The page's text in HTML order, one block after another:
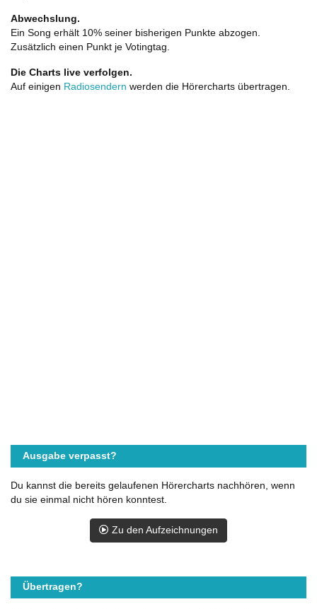
Abwechslung.
Ein Song erhält 10% seiner bisherigen Punkte abzogen.
Zusätzlich einen Punkt je Votingtag.
Die Charts live verfolgen.
Auf einigen Radiosendern werden die Hörercharts übertragen.
Ausgabe verpasst?
Du kannst die bereits gelaufenen Hörercharts nachhören, wenn
du sie einmal nicht hören konntest.
Zu den Aufzeichnungen
Übertragen?